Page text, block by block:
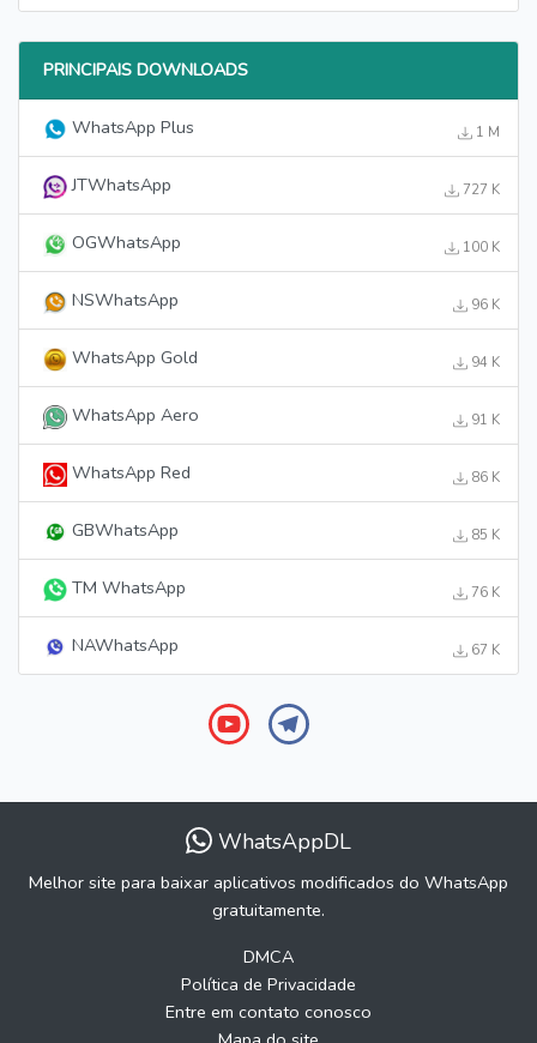
PRINCIPAIS DOWNLOADS
WhatsApp Plus 1 M
JTWhatsApp 727 K
OGWhatsApp 100 K
NSWhatsApp 96 K
WhatsApp Gold 94 K
WhatsApp Aero 91 K
WhatsApp Red 86 K
GBWhatsApp 85 K
TM WhatsApp 76 K
NAWhatsApp 67 K
WhatsAppDL
Melhor site para baixar aplicativos modificados do WhatsApp
gratuitamente.
DMCA
Política de Privacidade
Entre em contato conosco